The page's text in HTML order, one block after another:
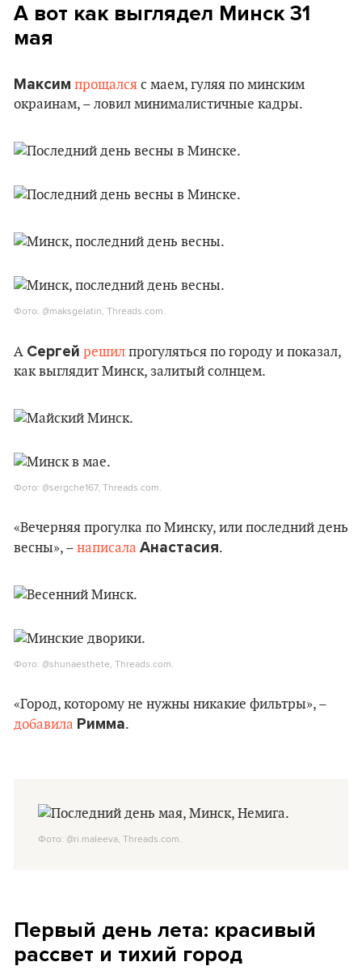
А вот как выглядел Минск 31
мая
Максим прощался с маем, гуляя по минским
окраинам, – ловил минималистичные кадры.
Фото: @maksgelatin, Threads.com.
А Сергей решил прогуляться по городу и показал,
как выглядит Минск, залитый солнцем.
Фото: @sergche167, Threads.com.
«Вечерняя прогулка по Минску, или последний день
весны», – написала Анастасия.
Фото: @shunaesthete, Threads.com.
«Город, которому не нужны никакие фильтры», –
добавила Римма.
Фото: @ri.maleeva, Threads.com.
Первый день лета: красивый
рассвет и тихий город